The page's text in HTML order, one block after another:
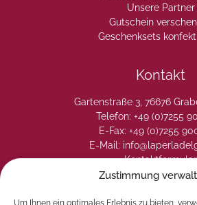
Zustimmung
Um Ihnen ein optimales Erlebnis zu bieten,
Unsere Partner
Gutschein
Geschenksets
Kontakt
Gartenstraße 3, 76676
Telefon: +49 (0)7255
E-Fax: +49 (0)7255
E-Mail:
Kontaktformular